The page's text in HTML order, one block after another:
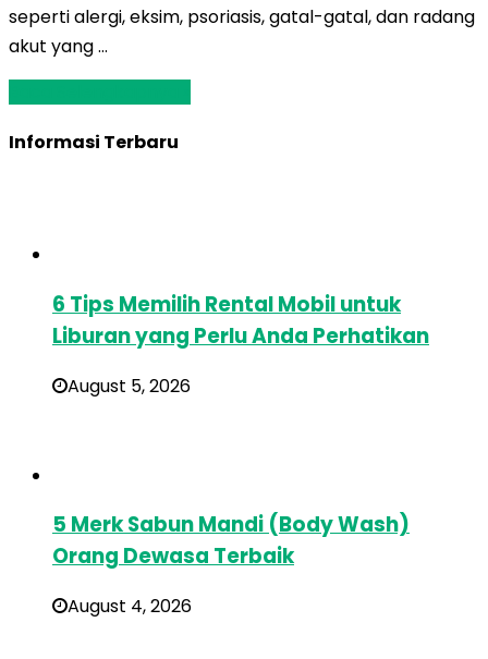
seperti alergi, eksim, psoriasis, gatal-gatal, dan radang
akut yang …
Informasi Terbaru
6 Tips Memilih Rental Mobil untuk
Liburan yang Perlu Anda Perhatikan
August 5, 2026
5 Merk Sabun Mandi (Body Wash)
Orang Dewasa Terbaik
August 4, 2026